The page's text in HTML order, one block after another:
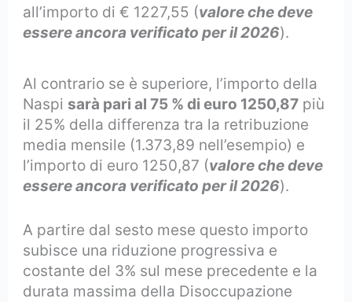
all’importo di € 1227,55 (valore che deve
essere ancora verificato per il 2026).
Al contrario se è superiore, l’importo della
Naspi sarà pari al 75 % di euro 1250,87 più
il 25% della differenza tra la retribuzione
media mensile (1.373,89 nell’esempio) e
l’importo di euro 1250,87 (valore che deve
essere ancora verificato per il 2026).
A partire dal sesto mese questo importo
subisce una riduzione progressiva e
costante del 3% sul mese precedente e la
durata massima della Disoccupazione